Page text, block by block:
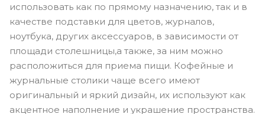
использовать как по прямому назначению, так и в
качестве подставки для цветов, журналов,
ноутбука, других аксессуаров, в зависимости от
площади столешницы,а также, за ним можно
расположиться для приема пищи. Кофейные и
журнальные столики чаще всего имеют
оригинальный и яркий дизайн, их используют как
акцентное наполнение и украшение пространства.